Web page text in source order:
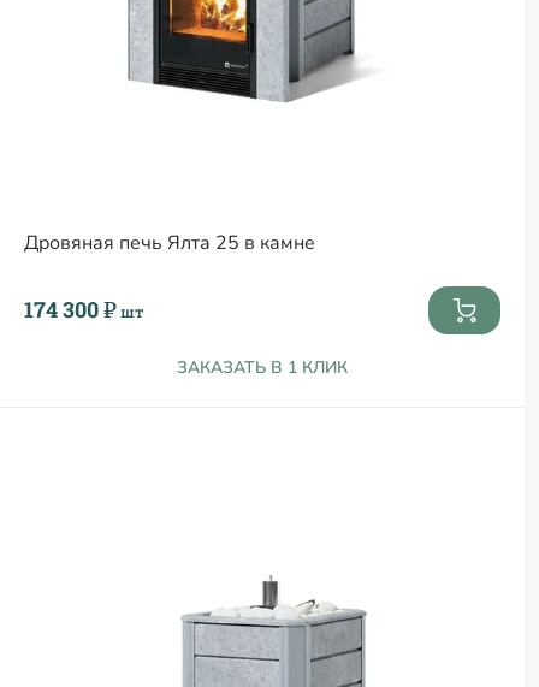
Дровяная печь Ялта 25 в камне
174 300 ₽шт
ЗАКАЗАТЬ В 1 КЛИК